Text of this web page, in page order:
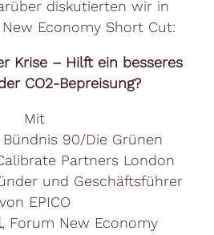
diskutierten wir in
Economy Short Cut:
Krise – Hilft ein besseres
CO2-Bepreisung?
Mit
Bündnis 90/Die Grünen
Partners London
und Geschäftsführer
von EPICO
, Forum New Economy